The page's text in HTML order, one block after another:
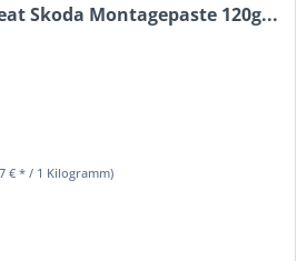
Skoda Montagepaste 120g...
€ * / 1 Kilogramm)